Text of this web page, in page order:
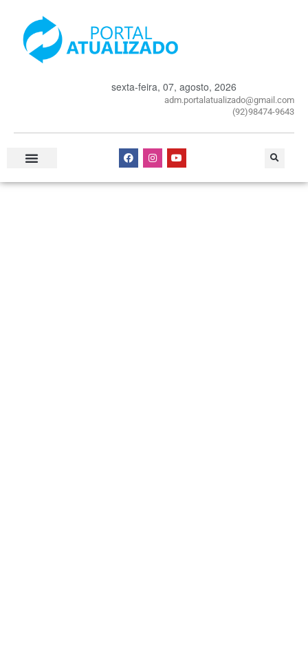
sexta-feira, 07, agosto, 2026
adm.portalatualizado@gmail.com
(92)98474-9643